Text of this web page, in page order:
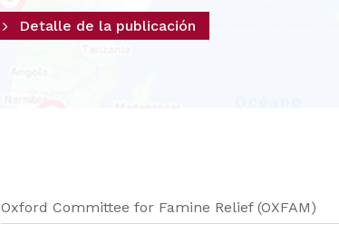
Detalle de la publicación
Oxford Committee for Famine Relief (OXFAM)